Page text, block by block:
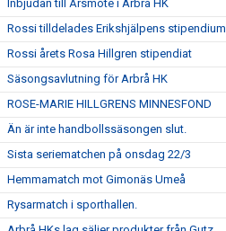
Inbjudan till Årsmöte i Arbrå HK
Rossi tilldelades Erikshjälpens stipendium
Rossi årets Rosa Hillgren stipendiat
Säsongsavlutning för Arbrå HK
ROSE-MARIE HILLGRENS MINNESFOND
Än är inte handbollssäsongen slut.
Sista seriematchen på onsdag 22/3
Hemmamatch mot Gimonäs Umeå
Rysarmatch i sporthallen.